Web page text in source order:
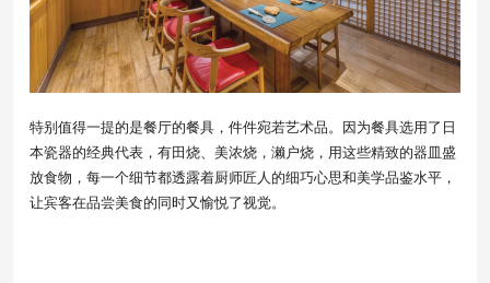
特别值得一提的是餐厅的餐具，件件宛若艺术品。因为餐具选用了日
本瓷器的经典代表，有田烧、美浓烧，濑户烧，用这些精致的器皿盛
放食物，每一个细节都透露着厨师匠人的细巧心思和美学品鉴水平，
让宾客在品尝美食的同时又愉悦了视觉。